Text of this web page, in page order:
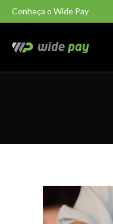
Conheça o Wide Pay